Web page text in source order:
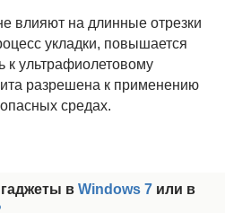
влияют на длинные отрезки
укладки, повышается
к ультрафиолетовому
разрешена к применению
средах.
гаджеты в Windows 7 или в